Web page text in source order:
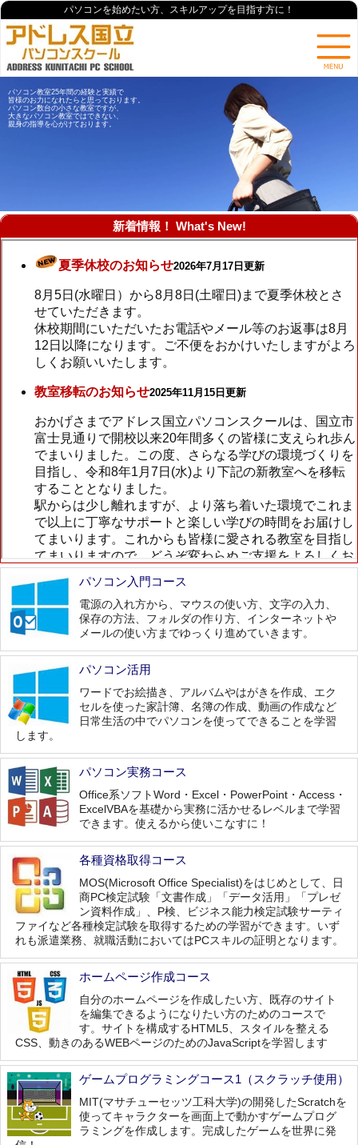
パソコンを始めたい方、スキルアップを目指す方に！
パソコン教室25年間の経験と実績で
皆様のお力になれたらと思っております。
パソコン数台の小さな教室ですが、
大きなパソコン教室ではできない、
親身の指導を心がけております。
新着情報！ What's New!
パソコン入門コース
電源の入れ方から、マウスの使い方、文字の入力、
保存の方法、フォルダの作り方、インターネットや
メールの使い方までゆっくり進めていきます。
パソコン活用
ワードでお絵描き、アルバムやはがきを作成、エク
セルを使った家計簿、名簿の作成、動画の作成など
日常生活の中でパソコンを使ってできることを学習
します。
パソコン実務コース
Office系ソフトWord・Excel・PowerPoint・Access・
ExcelVBAを基礎から実務に活かせるレベルまで学習
できます。使えるから使いこなすに！
各種資格取得コース
MOS(Microsoft Office Specialist)をはじめとして、日
商PC検定試験「文書作成」「データ活用」「プレゼ
ン資料作成」、P検、ビジネス能力検定試験サーティ
ファイなど各種検定試験を取得するための学習ができます。いず
れも派遣業務、就職活動においてはPCスキルの証明となります。
ホームページ作成コース
自分のホームページを作成したい方、既存のサイト
を編集できるようになりたい方のためのコースで
す。サイトを構成するHTML5、スタイルを整える
CSS、動きのあるWEBページのためのJavaScriptを学習します
ゲームプログラミングコース1（スクラッチ使用）
MIT(マサチューセッツ工科大学)の開発したScratchを
使ってキャラクターを画面上で動かすゲームプログ
ラミングを作成します。完成したゲームを世界に発